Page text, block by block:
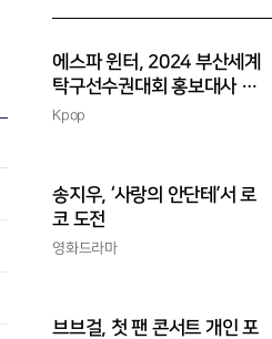
에스파 윈터, 2024 부산세계
탁구선수권대회 홍보대사 위
촉
Kpop
송지우, ‘사랑의 안단테’서 로
코 도전
영화드라마
브브걸, 첫 팬 콘서트 개인 포